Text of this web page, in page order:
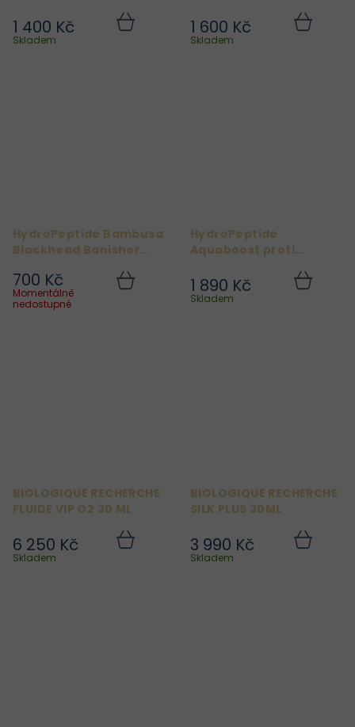
50 ml
1 400 Kč
Skladem
1 600 Kč
Skladem
HydroPeptide Bambusa
Blackhead Banisher
na nosu 8 ks
700 Kč
Momentálně
nedostupné
HydroPeptide
Aquaboost proti
pleti 30 ml
1 890 Kč
Skladem
BIOLOGIQUE RECHERCHE
FLUIDE VIP O2 30 ML
6 250 Kč
Skladem
BIOLOGIQUE RECHERCHE
SILK PLUS 30ML
3 990 Kč
Skladem